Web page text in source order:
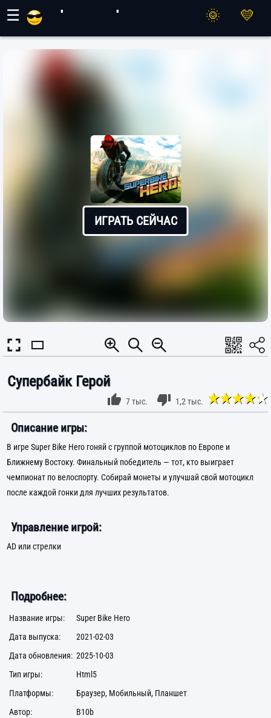
☰
ИГРАТЬ СЕЙЧАС
Супербайк Герой
7 тыс. 1,2 тыс.
Описание игры:
В игре Super Bike Hero гоняй с группой мотоциклов по Европе и
Ближнему Востоку. Финальный победитель — тот, кто выиграет
чемпионат по велоспорту. Собирай монеты и улучшай свой мотоцикл
после каждой гонки для лучших результатов.
Управление игрой:
AD или стрелки
Подробнее:
Название игры:
Super Bike Hero
Дата выпуска:
2021-02-03
Дата обновления: 2025-10-03
Тип игры:
Html5
Платформы:
Браузер, Мобильный, Планшет
Автор:
B10b